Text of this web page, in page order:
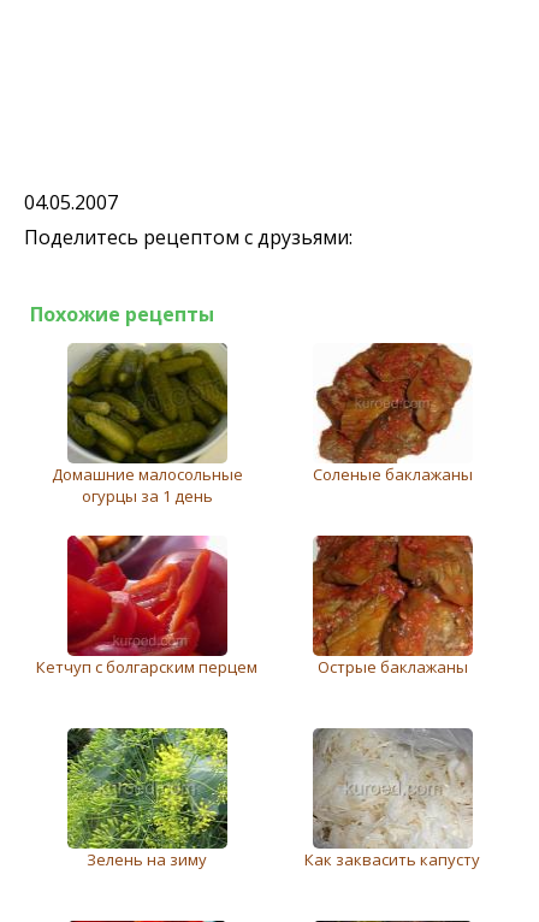
04.05.2007
Поделитесь рецептом с друзьями:
Похожие рецепты
Домашние малосольные
огурцы за 1 день
Соленые баклажаны
Кетчуп с болгарским перцем Острые баклажаны
Зелень на зиму Как заквасить капусту